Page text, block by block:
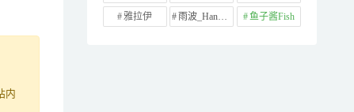
内
雅拉伊 雨波_HaneAme 鱼子酱Fish